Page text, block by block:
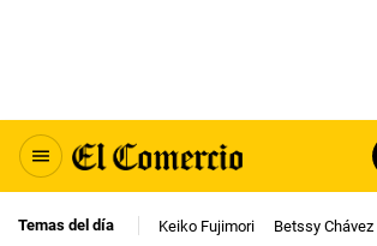
Temas del día Keiko Fujimori Betssy Chávez